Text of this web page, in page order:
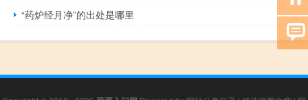
“药炉经月净”的出处是哪里